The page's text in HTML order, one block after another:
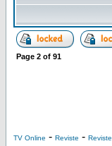
Page 2 of 91
TV Online - Reviste - Reviste